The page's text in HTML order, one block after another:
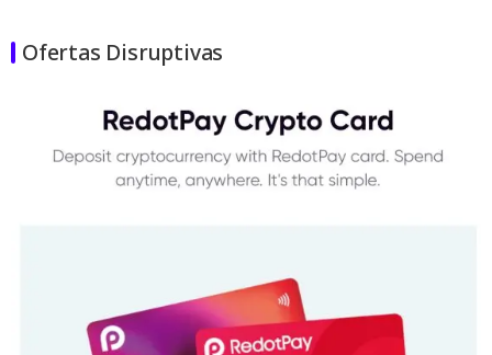
Ofertas Disruptivas